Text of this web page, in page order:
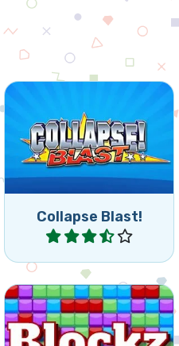
Collapse Blast!
Intenta colapsar tanto
como puedas en 1 minuto.
Jugar
Colorido juego de colapso,